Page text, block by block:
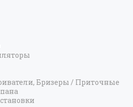
Бризеры / Приточные